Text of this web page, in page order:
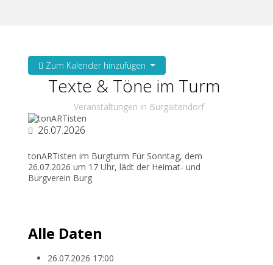
Zum Kalender hinzufügen
Texte & Töne im Turm
Veranstaltungen in Burgaltendorf
26.07.2026
tonARTisten im Burgturm Für Sonntag, dem
26.07.2026 um 17 Uhr, lädt der Heimat- und
Burgverein Burg
Alle Daten
26.07.2026 17:00